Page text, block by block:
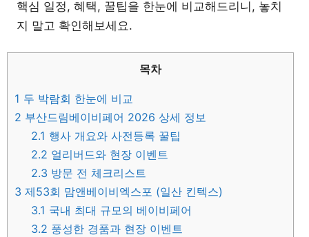
핵심 일정, 혜택, 꿀팁을 한눈에 비교해드리니, 놓치
지 말고 확인해보세요.
목차
1 두 박람회 한눈에 비교
2 부산드림베이비페어 2026 상세 정보
2.1 행사 개요와 사전등록 꿀팁
2.2 얼리버드와 현장 이벤트
2.3 방문 전 체크리스트
3 제53회 맘앤베이비엑스포 (일산 킨텍스)
3.1 국내 최대 규모의 베이비페어
3.2 풍성한 경품과 현장 이벤트